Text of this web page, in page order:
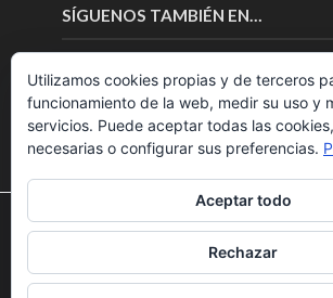
SÍGUENOS TAMBIÉN EN…
Copyright © 2018.Fly News.Noticias
UAS aviación comercial
Utilizamos cookies para ofrecerte la mejor
nuestra web.
Puedes aprender más sobre qué cookies
desactivarlas en losajustes.
Utilizamos cookies propias y de terceros
funcionamiento de la web, medir su uso y
servicios. Puede aceptar todas las
necesarias o configurar sus preferencias.
Aceptar todo
Rechazar